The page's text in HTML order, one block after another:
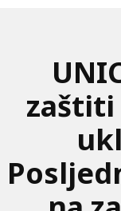
zaštiti